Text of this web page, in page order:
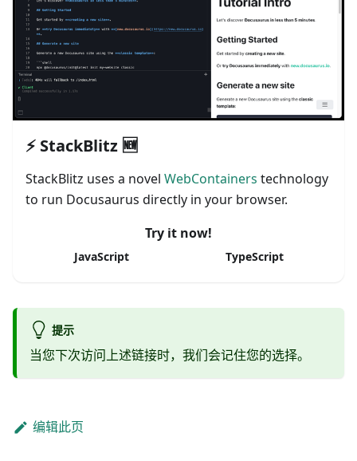
⚡ StackBlitz 🆕
StackBlitz uses a novel WebContainers technology
to run Docusaurus directly in your browser.
Try it now!
JavaScript TypeScript
提示
当您下次访问上述链接时，我们会记住您的选择。
编辑此页